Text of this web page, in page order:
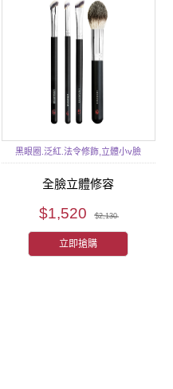
黑眼圈.泛紅.法令修飾,立體小v臉
全臉立體修容
$1,520 $2,130
立即搶購